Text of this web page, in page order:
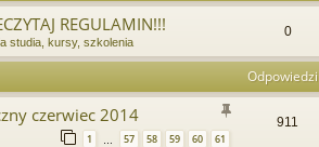
REGULAMIN!!!
studia, kursy, szkolenia
0
Odpowiedzi
czerwiec 2014
1 57 58 59 60 61
911